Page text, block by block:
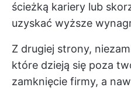
ścieżką kariery lub
uzyskać wyższe
Z drugiej strony,
które dzieją się poza
zamknięcie firmy, a